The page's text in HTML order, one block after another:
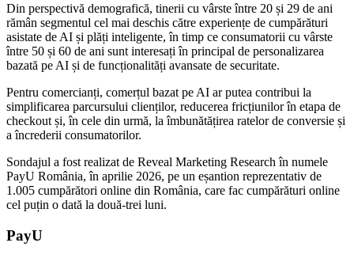
Din perspectivă demografică, tinerii cu vârste între 20 și 29 de ani
rămân segmentul cel mai deschis către experiențe de cumpărături
asistate de AI și plăți inteligente, în timp ce consumatorii cu vârste
între 50 și 60 de ani sunt interesați în principal de personalizarea
bazată pe AI și de funcționalități avansate de securitate.
Pentru comercianți, comerțul bazat pe AI ar putea contribui la
simplificarea parcursului clienților, reducerea fricțiunilor în etapa de
checkout și, în cele din urmă, la îmbunătățirea ratelor de conversie și
a încrederii consumatorilor.
Sondajul a fost realizat de Reveal Marketing Research în numele
PayU România, în aprilie 2026, pe un eșantion reprezentativ de
1.005 cumpărători online din România, care fac cumpărături online
cel puțin o dată la două-trei luni.
PayU